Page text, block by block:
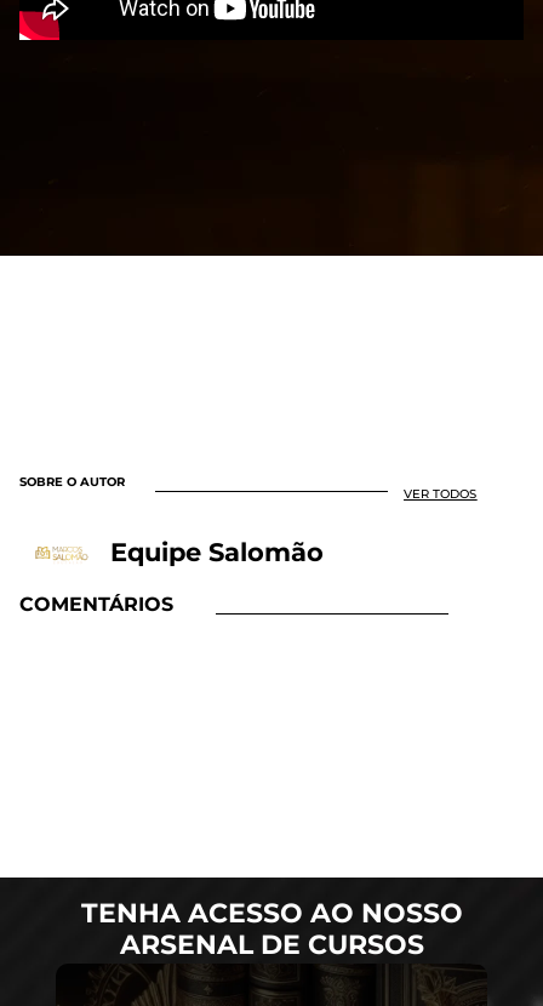
SOBRE O AUTOR
VER TODOS
Equipe Salomão
COMENTÁRIOS
TENHA ACESSO AO NOSSO
ARSENAL DE CURSOS